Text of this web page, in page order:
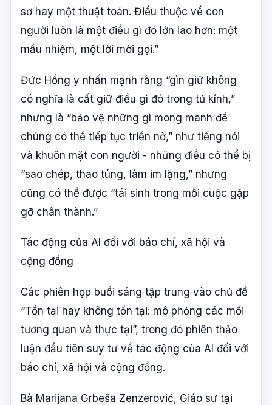
sơ hay một thuật toán. Điều thuộc về con
người luôn là một điều gì đó lớn lao hơn: một
mầu nhiệm, một lời mời gọi.”
Đức Hồng y nhấn mạnh rằng “gìn giữ không
có nghĩa là cất giữ điều gì đó trong tủ kính,”
nhưng là “bảo vệ những gì mong manh để
chúng có thể tiếp tục triển nở,” như tiếng nói
và khuôn mặt con người - những điều có thể bị
“sao chép, thao túng, làm im lặng,” nhưng
cũng có thể được “tái sinh trong mỗi cuộc gặp
gỡ chân thành.”
Tác động của AI đối với báo chí, xã hội và
cộng đồng
Các phiên họp buổi sáng tập trung vào chủ đề
“Tồn tại hay không tồn tại: mô phỏng các mối
tương quan và thực tại”, trong đó phiên thảo
luận đầu tiên suy tư về tác động của AI đối với
báo chí, xã hội và cộng đồng.
Bà Marijana Grbeša Zenzerović, Giáo sư tại